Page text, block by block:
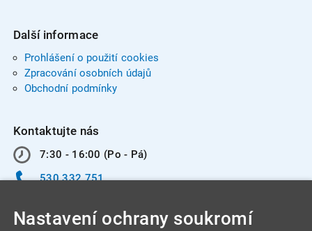
Další informace
Prohlášení o použití cookies
Zpracování osobních údajů
Obchodní podmínky
Kontaktujte nás
7:30 - 16:00 (Po - Pá)
530 332 751
Nastavení ochrany soukromí